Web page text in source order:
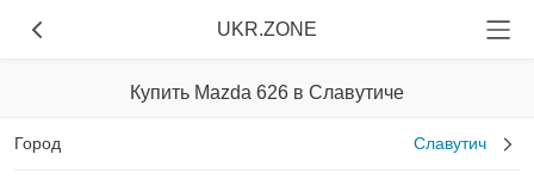
UKR.ZONE
Купить Mazda 626 в Славутиче
Город Славутич